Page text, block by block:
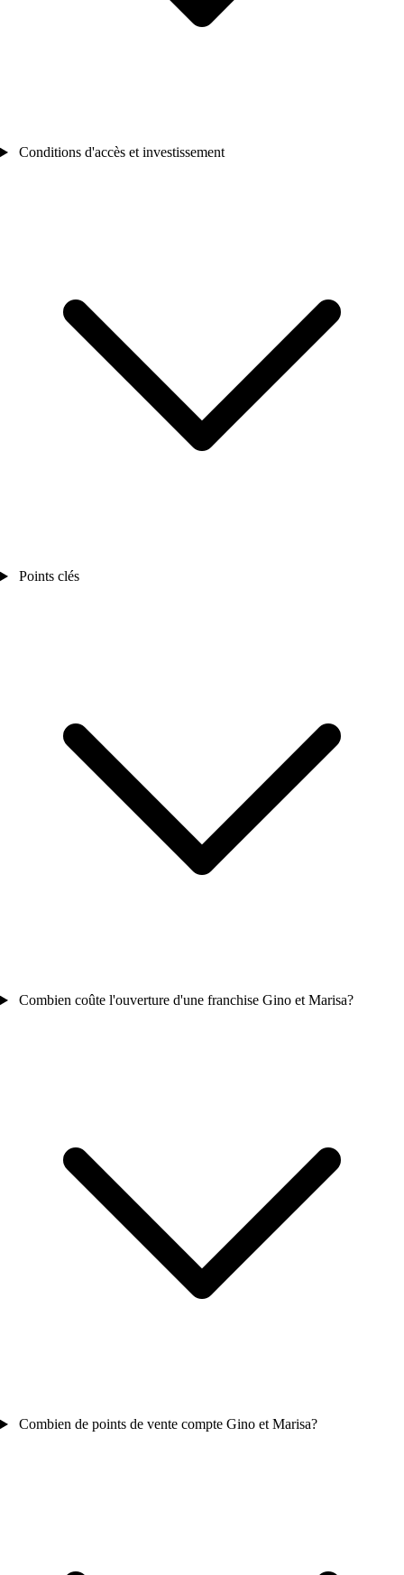
Conditions d'accès et investissement
Points clés
Combien coûte l'ouverture d'une franchise Gino et Marisa?
Combien de points de vente compte Gino et Marisa?